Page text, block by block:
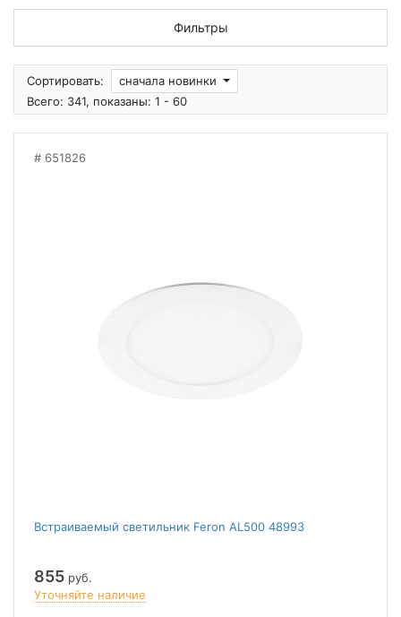
Фильтры
Сортировать:
сначала новинки
Всего: 341, показаны: 1 - 60
651826
Встраиваемый светильник Feron AL500 48993
855 руб.
Уточняйте наличие